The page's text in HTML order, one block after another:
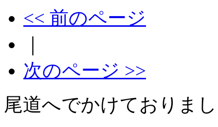
<< 前のページ
次のページ >>
尾道へでかけておりま